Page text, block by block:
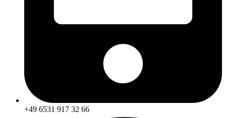
+49 6531 917 32 66